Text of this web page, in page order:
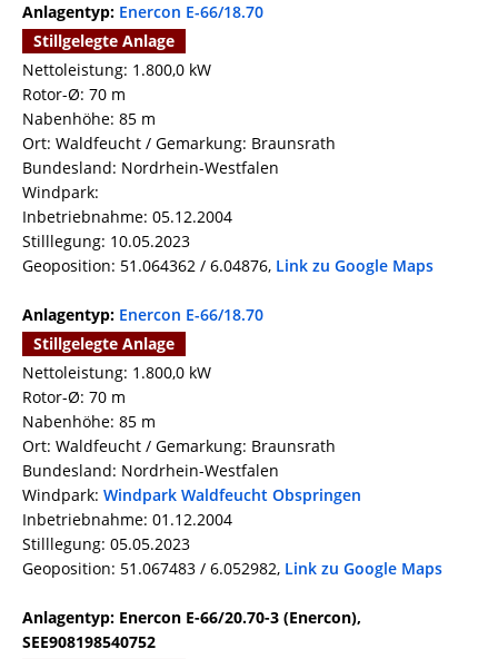
Anlagentyp: Enercon E-66/18.70
Stillgelegte Anlage
Nettoleistung: 1.800,0 kW
Rotor-Ø: 70 m
Nabenhöhe: 85 m
Ort: Waldfeucht / Gemarkung: Braunsrath
Bundesland: Nordrhein-Westfalen
Windpark:
Inbetriebnahme: 05.12.2004
Stilllegung: 10.05.2023
Geoposition: 51.064362 / 6.04876, Link zu Google Maps
Anlagentyp: Enercon E-66/18.70
Stillgelegte Anlage
Nettoleistung: 1.800,0 kW
Rotor-Ø: 70 m
Nabenhöhe: 85 m
Ort: Waldfeucht / Gemarkung: Braunsrath
Bundesland: Nordrhein-Westfalen
Windpark: Windpark Waldfeucht Obspringen
Inbetriebnahme: 01.12.2004
Stilllegung: 05.05.2023
Geoposition: 51.067483 / 6.052982, Link zu Google Maps
Anlagentyp: Enercon E-66/20.70-3 (Enercon),
SEE908198540752